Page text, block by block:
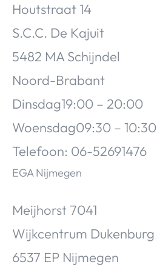
Houtstraat 14
S.C.C. De Kajuit
5482 MA Schijndel
Noord-Brabant
Dinsdag19:00 – 20:00
Woensdag09:30 – 10:30
Telefoon: 06-52691476
EGA Nijmegen
Meijhorst 7041
Wijkcentrum Dukenburg
6537 EP Nijmegen